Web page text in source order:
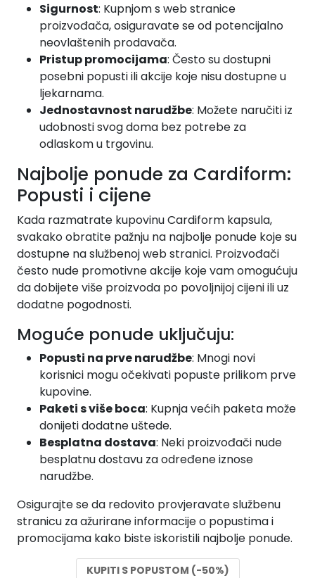
Sigurnost: Kupnjom s web stranice
proizvođača, osiguravate se od potencijalno
neovlaštenih prodavača.
Pristup promocijama: Često su dostupni
posebni popusti ili akcije koje nisu dostupne u
ljekarnama.
Jednostavnost narudžbe: Možete naručiti iz
udobnosti svog doma bez potrebe za
odlaskom u trgovinu.
Najbolje ponude za Cardiform:
Popusti i cijene
Kada razmatrate kupovinu Cardiform kapsula,
svakako obratite pažnju na najbolje ponude koje su
dostupne na službenoj web stranici. Proizvođači
često nude promotivne akcije koje vam omogućuju
da dobijete više proizvoda po povoljnijoj cijeni ili uz
dodatne pogodnosti.
Moguće ponude uključuju:
Popusti na prve narudžbe: Mnogi novi
korisnici mogu očekivati popuste prilikom prve
kupovine.
Paketi s više boca: Kupnja većih paketa može
donijeti dodatne uštede.
Besplatna dostava: Neki proizvođači nude
besplatnu dostavu za određene iznose
narudžbe.
Osigurajte se da redovito provjeravate službenu
stranicu za ažurirane informacije o popustima i
promocijama kako biste iskoristili najbolje ponude.
KUPITI S POPUSTOM (-50%)